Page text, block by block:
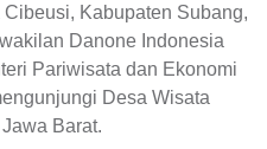
Kabupaten Subang,
Danone Indonesia
Pariwisata dan Ekonomi
Desa Wisata
Barat.